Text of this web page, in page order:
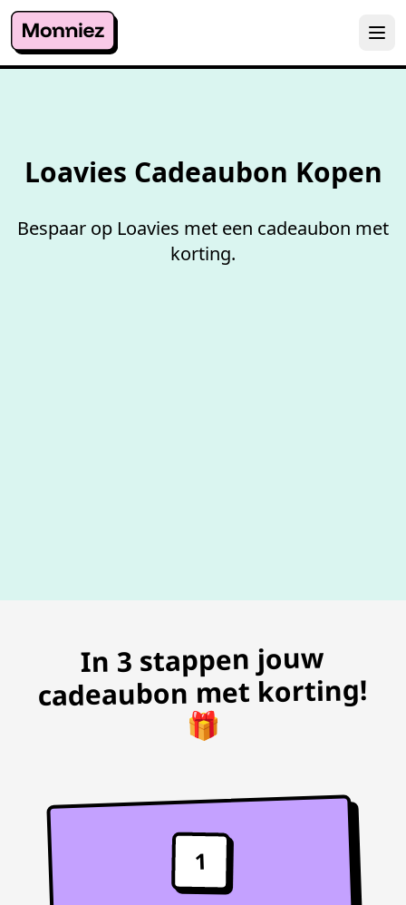
Loavies Cadeaubon Kopen
Bespaar op Loavies met een cadeaubon met
korting.
In 3 stappen jouw
cadeaubon met korting!
🎁
1